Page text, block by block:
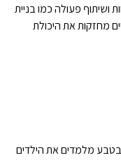
ושיתוף פעולה כמו בניית
מחזקות את היכולת
בטבע מלמדים את הילדים